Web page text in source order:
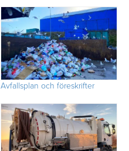
Avfallsplan och föreskrifter